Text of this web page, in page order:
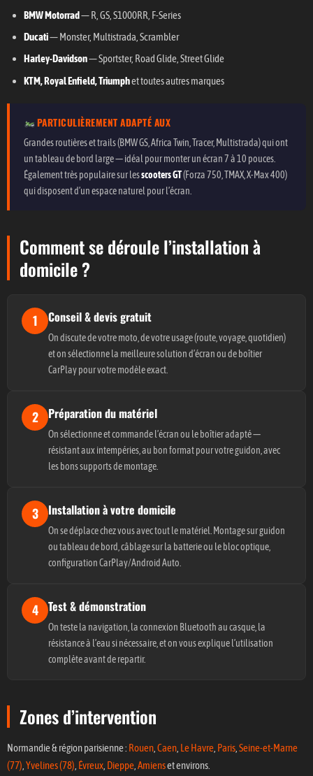
BMW Motorrad— R, GS, S1000RR, F-Series
Ducati— Monster, Multistrada, Scrambler
Harley-Davidson— Sportster, Road Glide, Street Glide
KTM, Royal Enfield, Triumphet toutes autres marques
PARTICULIÈREMENT ADAPTÉ AUX
Grandes routières et trails (BMW GS, Africa Twin, Tracer, Multistrada) qui ont
un tableau de bord large — idéal pour monter un écran 7 à 10 pouces.
Également très populaire sur lesscooters GT(Forza 750, TMAX, X-Max 400)
qui disposent d’un espace naturel pour l’écran.
Comment se déroule l’installation à
domicile ?
1 Conseil & devis gratuit
On discute de votre moto, de votre usage (route, voyage, quotidien)
et on sélectionne la meilleure solution d’écran ou de boîtier
CarPlay pour votre modèle exact.
2 Préparation du matériel
On sélectionne et commande l’écran ou le boîtier adapté —
résistant aux intempéries, au bon format pour votre guidon, avec
les bons supports de montage.
3 Installation à votre domicile
On se déplace chez vous avec tout le matériel. Montage sur guidon
ou tableau de bord, câblage sur la batterie ou le bloc optique,
configuration CarPlay/Android Auto.
4 Test & démonstration
On teste la navigation, la connexion Bluetooth au casque, la
résistance à l’eau si nécessaire, et on vous explique l’utilisation
complète avant de repartir.
Zones d’intervention
Normandie & région parisienne : Rouen Caen Le Havre Paris Seine-et-Marne
(77) Yvelines (78) Évreux Dieppe Amienset environs.